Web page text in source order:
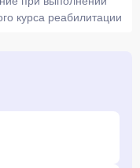
курса реабилитации